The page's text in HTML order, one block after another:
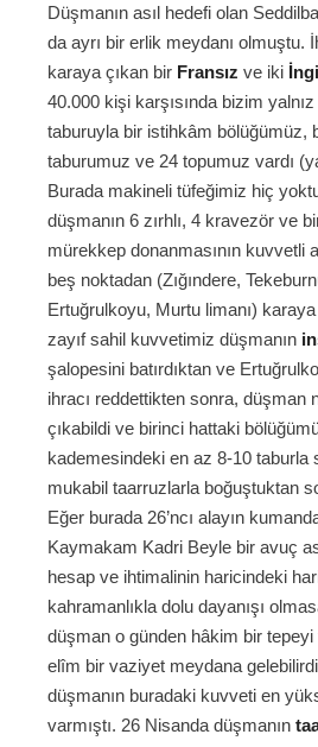
Düşmanın asıl hedefi olan
da ayrı bir erlik meydanı olmuştu.
karaya çıkan bir Fransız ve iki
40.000 kişi karşısında bizim yalnız
taburuyla bir istihkâm bölüğümüz,
taburumuz ve 24 topumuz vardı
Burada makineli tüfeğimiz hiç
düşmanın 6 zırhlı, 4 kravezör ve
mürekkep donanmasının kuvvetli
beş noktadan (Zığındere,
Ertuğrulkoyu, Murtu limanı)
zayıf sahil kuvvetimiz düşmanın
şalopesini batırdıktan ve
ihracı reddettikten sonra, düşman
çıkabildi ve birinci hattaki
kademesindeki en az 8-10 taburla
mukabil taarruzlarla boğuştuktan
Eğer burada 26’ncı alayın
Kaymakam Kadri Beyle bir avuç
hesap ve ihtimalinin haricindeki
kahramanlıkla dolu dayanışı
düşman o günden hâkim bir
elîm bir vaziyet meydana
düşmanın buradaki kuvveti en
varmıştı. 26 Nisanda düşmanın